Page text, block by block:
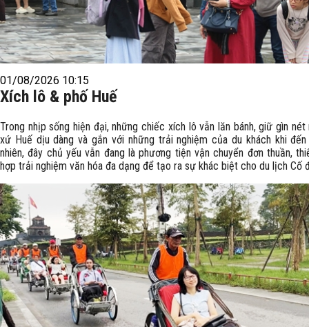
01/08/2026 10:15
Xích lô & phố Huế
Trong nhịp sống hiện đại, những chiếc xích lô vẫn lăn bánh, giữ gìn
xứ Huế dịu dàng và gắn với những trải nghiệm của du khách khi đến
nhiên, đây chủ yếu vẫn đang là phương tiện vận chuyển đơn thuần,
hợp trải nghiệm văn hóa đa dạng để tạo ra sự khác biệt cho du lịch Cố